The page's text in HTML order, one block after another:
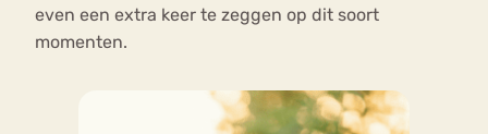
even een extra keer te zeggen op dit soort
momenten.